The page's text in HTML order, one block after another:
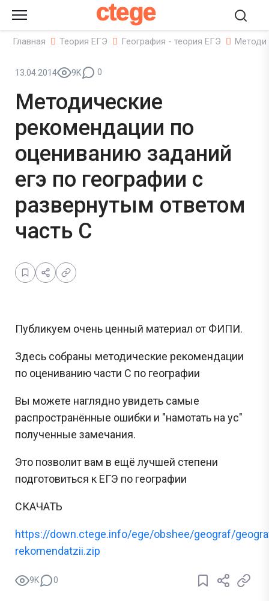
ctege
Главная Теория ЕГЭ География - теория ЕГЭ
13.04.2014 9K 0
Методические
рекомендации по
оцениванию заданий
егэ по географии с
развернутым ответом
часть С
Публикуем очень ценный материал от ФИПИ.
Здесь собраны методические рекомендации
по оцениванию части С по географии
Вы можете наглядно увидеть самые
распространённые ошибки и "намотать на ус"
полученные замечания.
Это позволит вам в ещё лучшей степени
подготовиться к ЕГЭ по географии
СКАЧАТЬ
https://down.ctege.info/ege/obshee/geograf/
rekomendatzii.zip
9K 0